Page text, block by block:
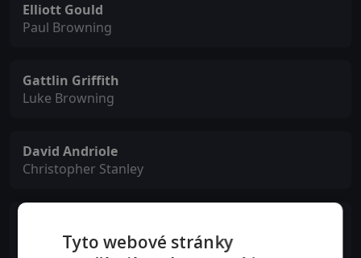
Elliott Gould
Paul Browning
Gattlin Griffith
Luke Browning
David Andriole
Christopher Stanley
Debra Miller
Tyto webové stránky